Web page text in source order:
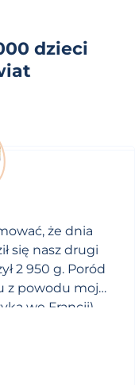
dzieci
że dnia
się nasz drugi
2 950 g. Poród
z powodu mojej
we Francji).